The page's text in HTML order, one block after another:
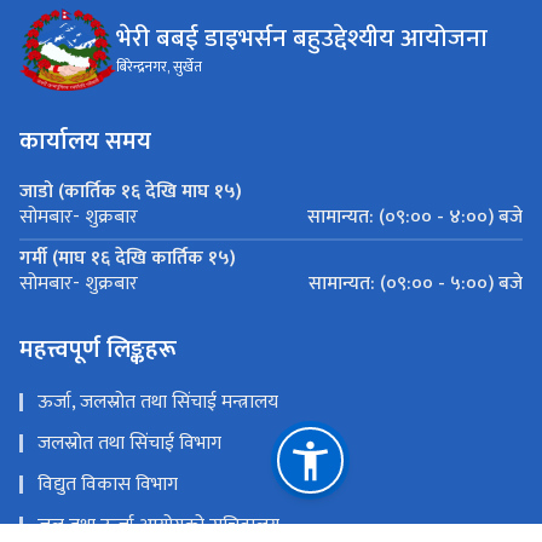
भेरी बबई डाइभर्सन बहुउद्देश्यीय आयोजना
बिरेन्द्रनगर, सुर्खेत
कार्यालय समय
जाडो (कार्तिक १६ देखि माघ १५)
सोमबार- शुक्रबार
सामान्यत: (०९:०० - ४:००) बजे
गर्मी (माघ १६ देखि कार्तिक १५)
सोमबार- शुक्रबार सामान्यत: (०९:०० - ५:००) बजे
महत्त्वपूर्ण लिङ्कहरू
ऊर्जा, जलस्रोत तथा सिंचाई मन्त्रालय
जलस्रोत तथा सिंचाई विभाग
विद्युत विकास विभाग
जल तथा ऊर्जा आयोगको सचिवालय